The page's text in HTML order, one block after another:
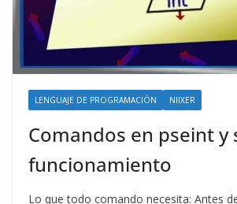
LENGUAJE DE PROGRAMACIÓN NIIXER
Comandos en pseint y
funcionamiento
Lo que todo comando necesita: Antes